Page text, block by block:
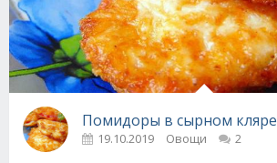
Помидоры в сырном кляре
19.10.2019 Овощи 2